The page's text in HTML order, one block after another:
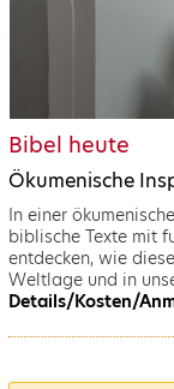
Bibel heute
Ökumenische
In einer
biblische Texte mit
entdecken, wie
Weltlage und in
Details/Kosten/